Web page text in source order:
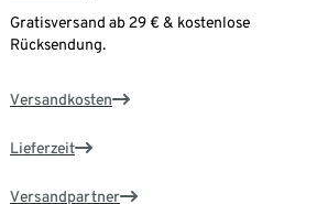
Gratisversand ab 29 € & kostenlose
Rücksendung.
Versandkosten
Lieferzeit
Versandpartner